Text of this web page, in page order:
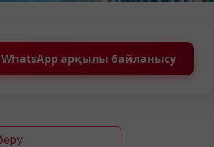
WhatsApp арқылы байланысу